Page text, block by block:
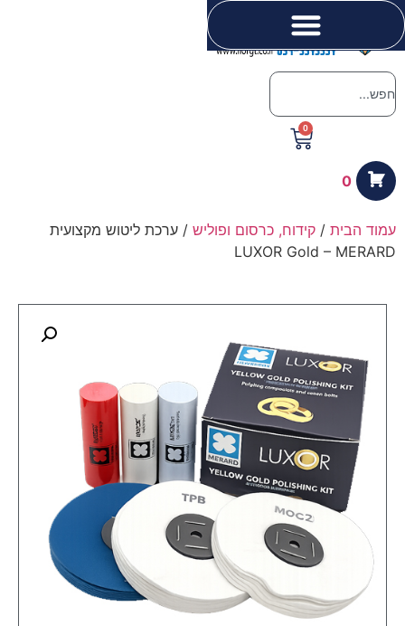
0
0
עמוד הבית / קידוח, כרסום ופוליש / ערכת ליטוש מקצועית
LUXOR Gold – MERARD